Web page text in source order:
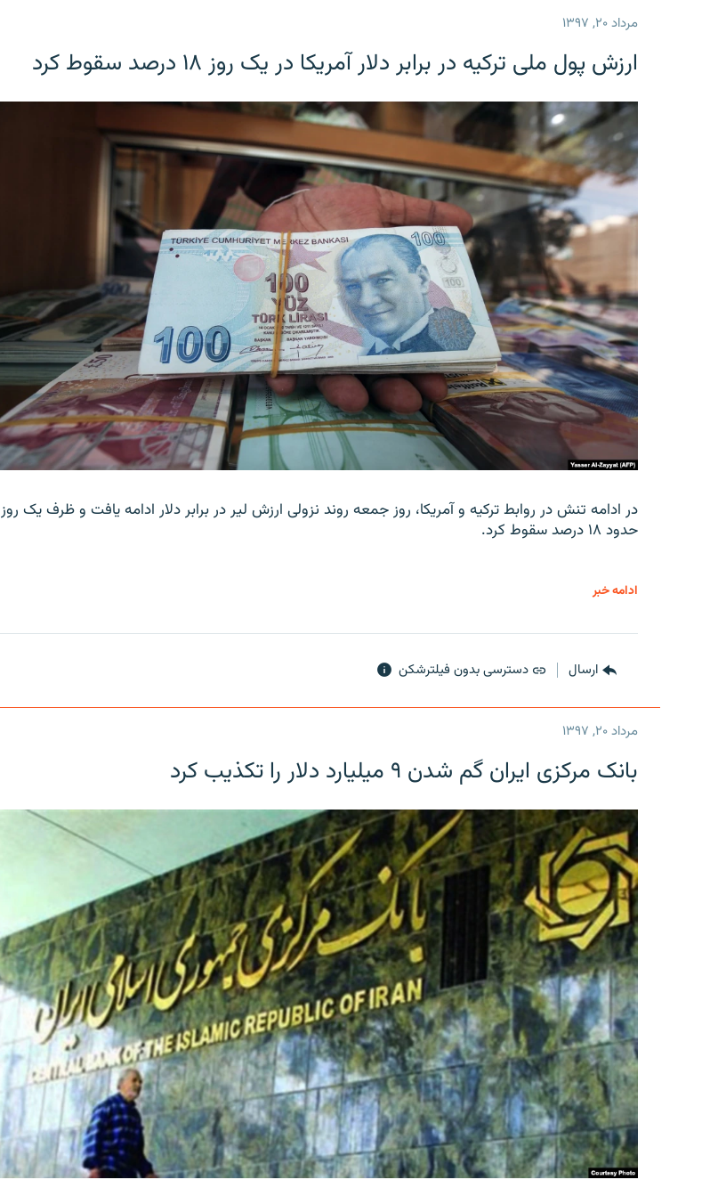
مرداد ۲۰, ۱۳۹۷
ارزش پول ملی ترکیه در برابر دلار آمریکا در یک روز ۱۸ درصد سقوط کرد
در ادامه تنش در روابط ترکیه و آمریکا، روز جمعه روند نزولی ارزش لیر در برابر دلار ادامه یافت و ظرف یک روز
حدود ۱۸ درصد سقوط کرد.
ادامه خبر
ارسال دسترسی بدون فیلترشکن
مرداد ۲۰, ۱۳۹۷
بانک مرکزی ایران گم شدن ۹ میلیارد دلار را تکذیب کرد